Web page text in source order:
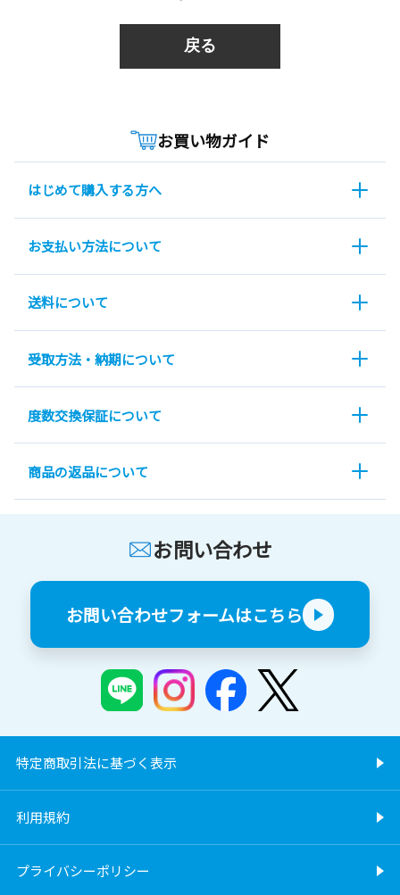
戻る
お買い物ガイド
はじめて購入する方へ
お支払い方法について
送料について
受取方法・納期について
度数交換保証について
商品の返品について
お問い合わせ
お問い合わせフォームはこちら
特定商取引法に基づく表示
利用規約
プライバシーポリシー